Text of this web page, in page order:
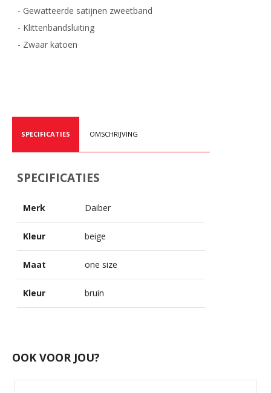
- Gewatteerde satijnen zweetband
- Klittenbandsluiting
- Zwaar katoen
SPECIFICATIES OMSCHRIJVING
SPECIFICATIES
Merk Daiber
Kleur beige
Maat one size
Kleur bruin
OOK VOOR JOU?